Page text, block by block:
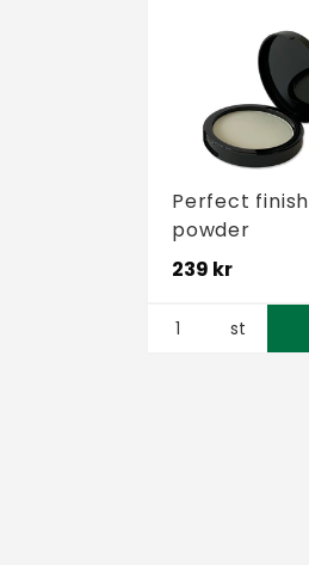
Perfect finish
powder
239 kr
st